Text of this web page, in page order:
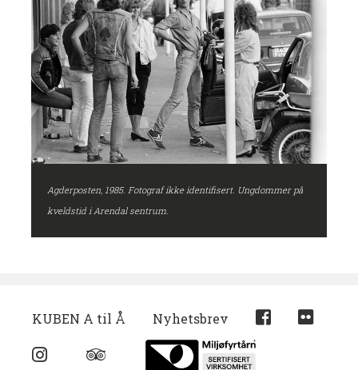
Agderposten, 1985. Fotograf ikke identifisert. Ungdommer på
kveldstid i Arendal sentrum.
KUBEN A til Å Nyhetsbrev